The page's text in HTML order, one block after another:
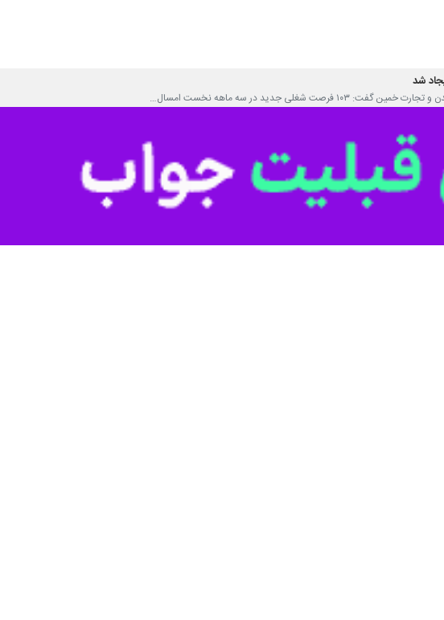
شغلی جدید در سه ماهه نخست امسال…
گفت: هفت‌هزار و ۹۲۸ میلیارد و ۲۵۵ میلیون…